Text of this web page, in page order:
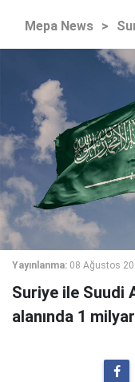
Mepa News >
Yayınlanma: 08 Ağustos
Suriye ile Suudi
alanında 1